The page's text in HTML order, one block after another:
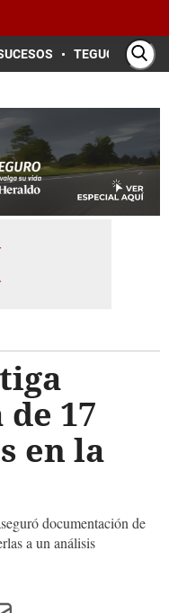
TEGUCIGALPA
17
en la
documentación de
a un análisis